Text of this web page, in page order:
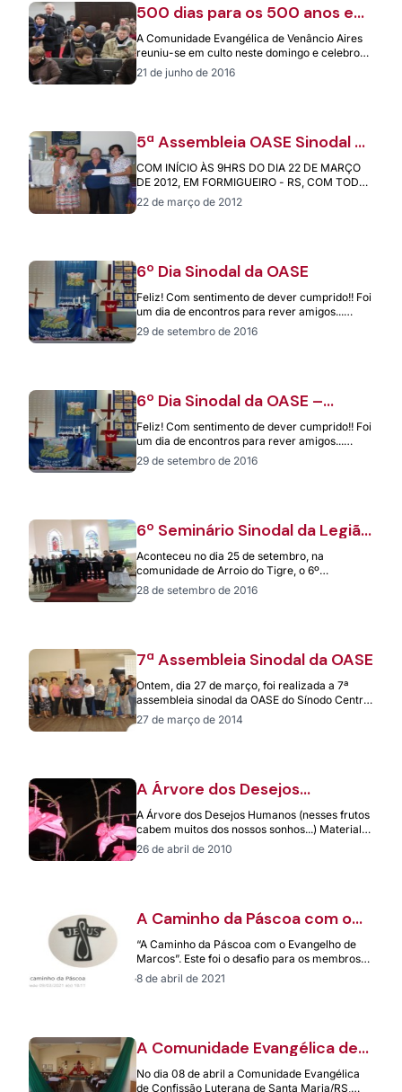
500 dias para os 500 anos em
Venâncio Aires/RS
A Comunidade Evangélica de Venâncio Aires
reuniu-se em culto neste domingo e celebrou
com muita alegria, entusiasmo e gratidão a…
21 de junho de 2016
5ª Assembleia OASE Sinodal –
Sínodo Centro Campanha Sul
COM INÍCIO ÀS 9HRS DO DIA 22 DE MARÇO
DE 2012, EM FORMIGUEIRO - RS, COM TODA
DIRETORIA PRESENTE, EM…
22 de março de 2012
6º Dia Sinodal da OASE
Feliz! Com sentimento de dever cumprido!! Foi
um dia de encontros para rever amigos...
nosso 6° Dia Sinodal foi tudo…
29 de setembro de 2016
6º Dia Sinodal da OASE –
Feliz! Com sentimento de dever cumprido!! Foi
um dia de encontros para rever amigos...
nosso 6° Dia Sinodal foi tudo…
29 de setembro de 2016
6º Seminário Sinodal da Legião
Arroio do Tigre/RS
Aconteceu no dia 25 de setembro, na
comunidade de Arroio do Tigre, o 6º
Seminário Sinodal da Lelut. Foi um…
28 de setembro de 2016
7ª Assembleia Sinodal da OASE
Ontem, dia 27 de março, foi realizada a 7ª
assembleia sinodal da OASE do Sínodo Centro
Campanha Sul, em Riopardense,…
27 de março de 2014
A Árvore dos Desejos
Humanos
A Árvore dos Desejos Humanos (nesses frutos
cabem muitos dos nossos sonhos...) Material
necessário: Um galho seco num vaso
Guardanapos…
26 de abril de 2010
A Caminho da Páscoa com o
Evangelho de Marcos
“A Caminho da Páscoa com o Evangelho de
Marcos”. Este foi o desafio para os membros
das 16 comunidades da…
8 de abril de 2021
A Comunidade Evangélica de
Confissão Luterana de Santa
Maria celebra 150 anos de
No dia 08 de abril a Comunidade Evangélica
de Confissão Luterana de Santa Maria/RS,